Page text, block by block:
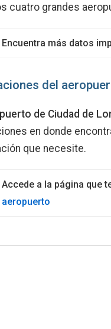
cuatro grandes
Encuentra más datos
del
de Ciudad de
en donde
que necesite.
Accede a la página que
aeropuerto